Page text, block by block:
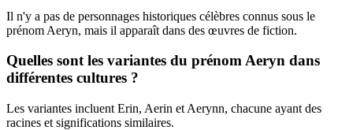
Il n'y a pas de personnages historiques célèbres connus sous le
prénom Aeryn, mais il apparaît dans des œuvres de fiction.
Quelles sont les variantes du prénom Aeryn dans
différentes cultures ?
Les variantes incluent Erin, Aerin et Aerynn, chacune ayant des
racines et significations similaires.